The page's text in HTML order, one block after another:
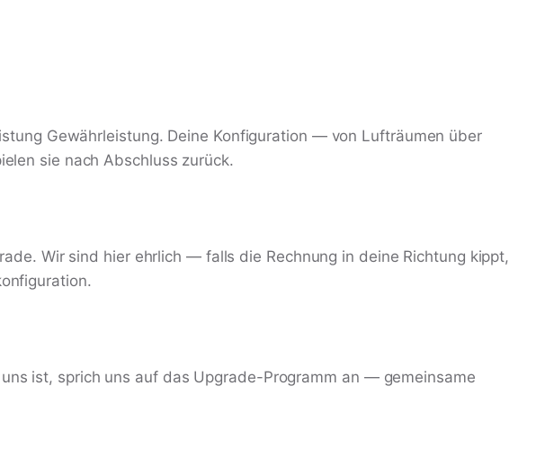
Gewährleistung. Deine Konfiguration — von Lufträumen über
sie nach Abschluss zurück.
Wir sind hier ehrlich — falls die Rechnung in deine Richtung kippt,
ist, sprich uns auf das Upgrade-Programm an — gemeinsame